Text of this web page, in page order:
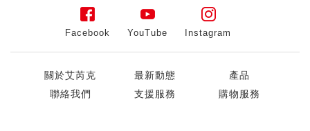
Facebook YouTube Instagram
關於艾芮克 最新動態
產品
聯絡我們
支援服務 購物服務